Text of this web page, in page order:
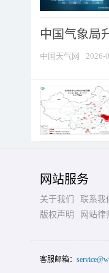
中国气象局
中国天气网 2026-
网站服务
关于我们 联系我
版权声明
网站律
客服邮箱：